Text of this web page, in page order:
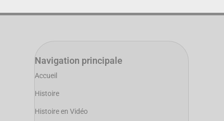
Navigation principale
Accueil
Histoire
Histoire en Vidéo